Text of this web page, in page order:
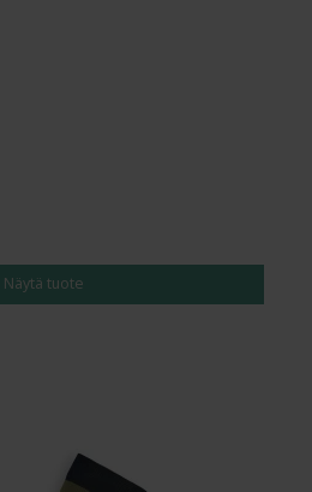
Näytä tuote